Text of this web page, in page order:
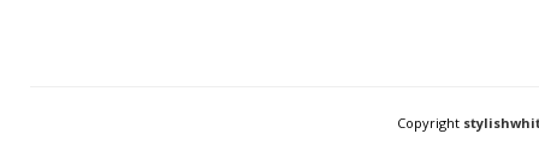
Copyright